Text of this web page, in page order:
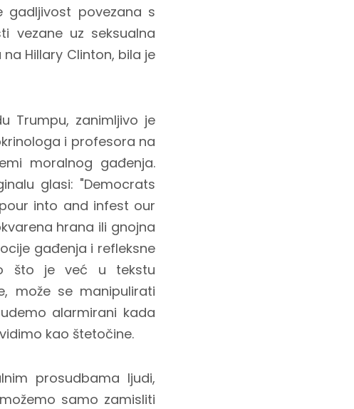
gadljivost povezana s
vezane uz seksualna
Hillary Clinton, bila je
Trumpu, zanimljivo je
i profesora na
moralnog gađenja.
glasi: "Democrats
into and infest our
hrana ili gnojna
gađenja i refleksne
što je već u tekstu
može se manipulirati
alarmirani kada
kao štetočine.
prosudbama ljudi,
samo zamisliti